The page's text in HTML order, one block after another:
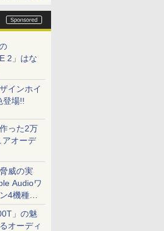
2」はな
インホイ
登場!!
った2万
アオーデ
威の実
Audioワ
4機種を
」の魅
オーディ